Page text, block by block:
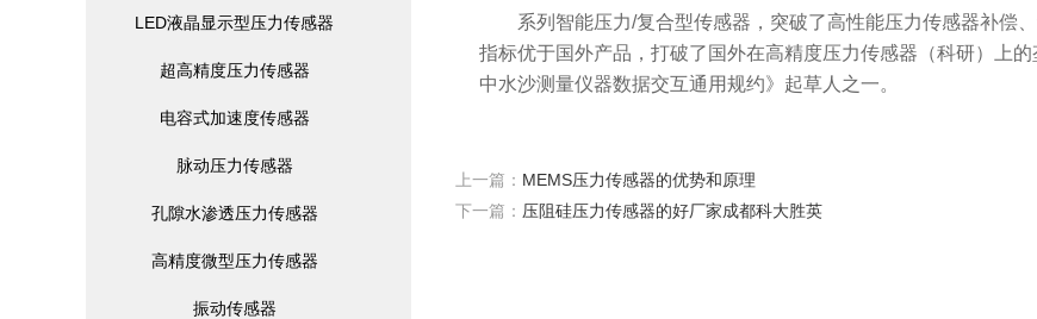
LED液晶显示型压力传感器
超高精度压力传感器
电容式加速度传感器
脉动压力传感器
孔隙水渗透压力传感器
高精度微型压力传感器
振动传感器
系列智能压力/复合型传感器，突破了高性能压力传感器补偿
指标优于国外产品，打破了国外在高精度压力传感器（科研）上
中水沙测量仪器数据交互通用规约》起草人之一。
上一篇： MEMS压力传感器的优势和原理
下一篇： 压阻硅压力传感器的好厂家成都科大胜英